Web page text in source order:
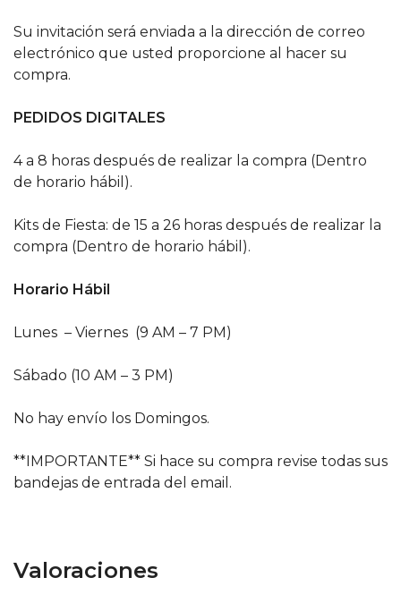
Su invitación será enviada a la dirección de correo
electrónico que usted proporcione al hacer su
compra.
PEDIDOS DIGITALES
4 a 8 horas después de realizar la compra (Dentro
de horario hábil).
Kits de Fiesta: de 15 a 26 horas después de realizar la
compra (Dentro de horario hábil).
Horario Hábil
Lunes – Viernes (9 AM – 7 PM)
Sábado (10 AM – 3 PM)
No hay envío los Domingos.
**IMPORTANTE** Si hace su compra revise todas sus
bandejas de entrada del email.
Valoraciones